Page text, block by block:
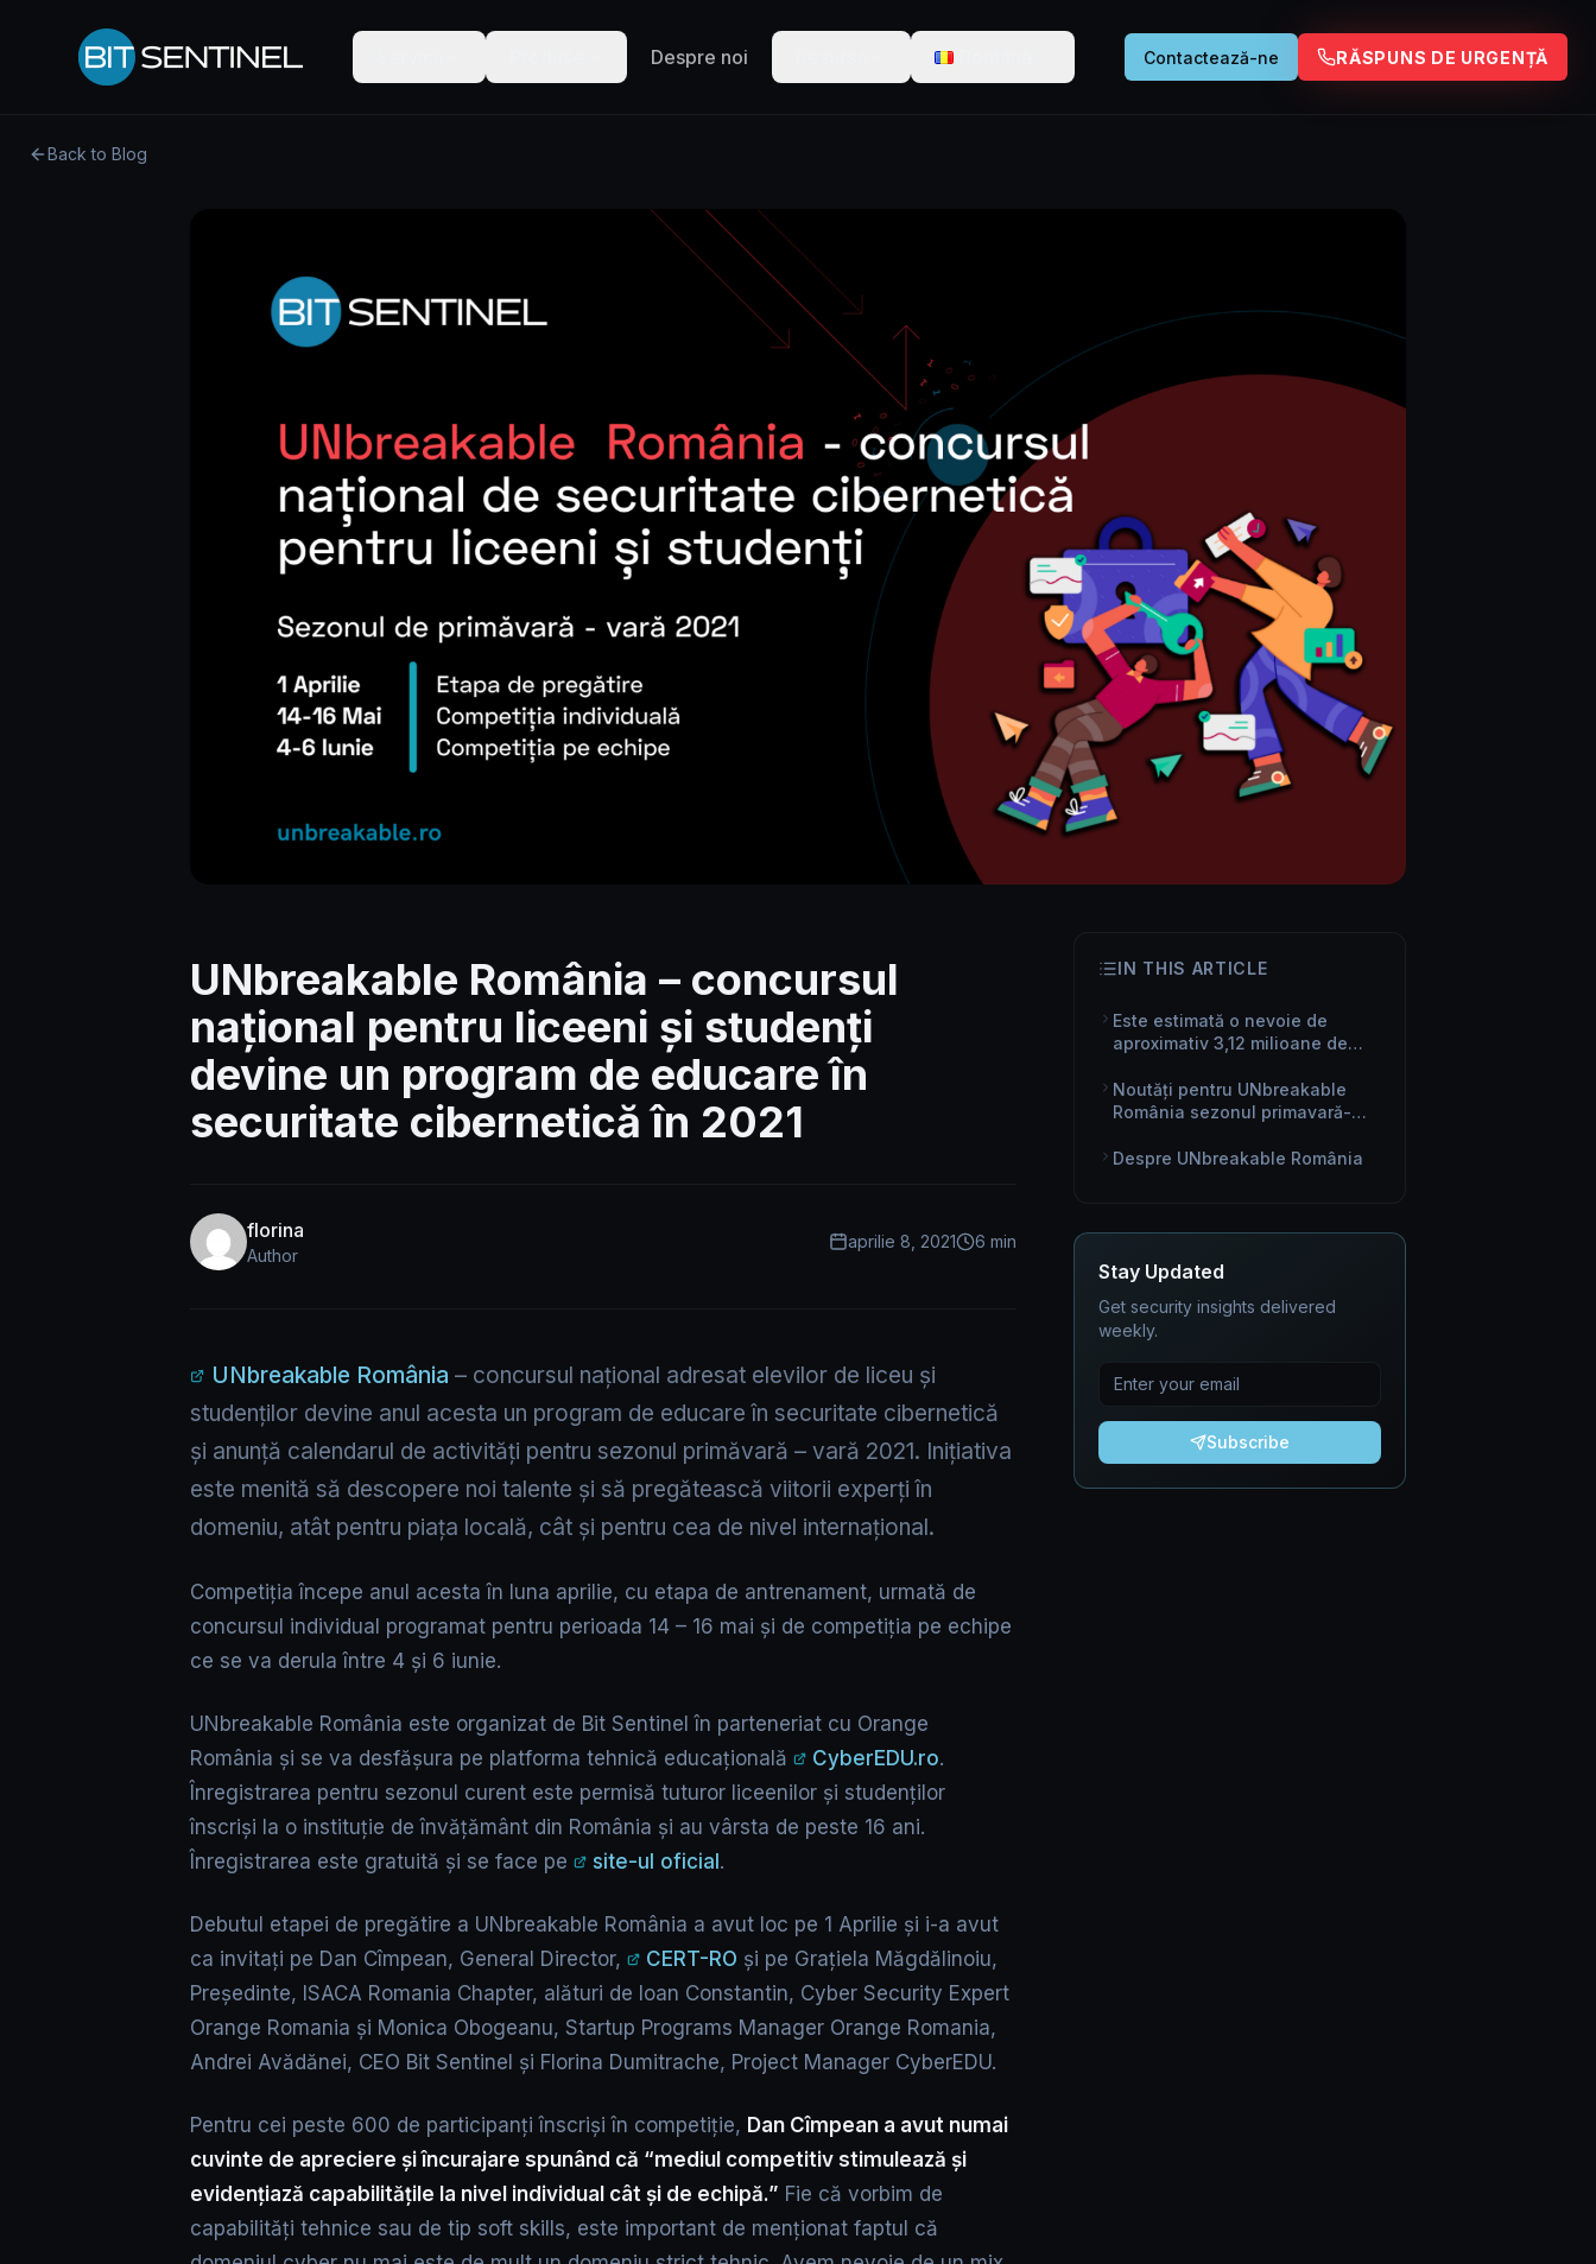
Despre noi Contactează-ne RĂSPUNS DE URGENȚĂ
Back to Blog
UNbreakable România – concursul
național pentru liceeni și studenți
devine un program de educare în
securitate cibernetică în 2021
florina
Author
aprilie 8, 2021 6 min
UNbreakable România – concursul național adresat elevilor de liceu și
studenților devine anul acesta un program de educare în securitate cibernetică
și anunță calendarul de activități pentru sezonul primăvară – vară 2021. Inițiativa
este menită să descopere noi talente și să pregătească viitorii experți în
domeniu, atât pentru piața locală, cât și pentru cea de nivel internațional.
Competiția începe anul acesta în luna aprilie, cu etapa de antrenament, urmată de
concursul individual programat pentru perioada 14 – 16 mai și de competiția pe echipe
ce se va derula între 4 și 6 iunie.
UNbreakable România este organizat de Bit Sentinel în parteneriat cu Orange
România și se va desfășura pe platforma tehnică educațională
CyberEDU.ro.
Înregistrarea pentru sezonul curent este permisă tuturor liceenilor și studenților
înscriși la o instituție de învățământ din România și au vârsta de peste 16 ani.
Înregistrarea este gratuită și se face pe
site-ul oficial.
Debutul etapei de pregătire a UNbreakable România a avut loc pe 1 Aprilie și i-a avut
ca invitați pe Dan Cîmpean, General Director,
CERT-RO și pe Grațiela Măgdălinoiu,
Președinte, ISACA Romania Chapter, alături de Ioan Constantin, Cyber Security Expert
Orange Romania și Monica Obogeanu, Startup Programs Manager Orange Romania,
Andrei Avădănei, CEO Bit Sentinel și Florina Dumitrache, Project Manager CyberEDU.
Pentru cei peste 600 de participanți înscriși în competiție, Dan Cîmpean a avut numai
cuvinte de apreciere și încurajare spunând că “mediul competitiv stimulează și
evidențiază capabilitățile la nivel individual cât și de echipă.” Fie că vorbim de
capabilități tehnice sau de tip soft skills, este important de menționat faptul că
IN THIS ARTICLE
Este estimată o nevoie de
aproximativ 3,12 milioane de
cibernetică la nivel global
Noutăți pentru UNbreakable
România sezonul primavară-
Despre UNbreakable România
Stay Updated
Get security insights delivered
weekly.
Subscribe